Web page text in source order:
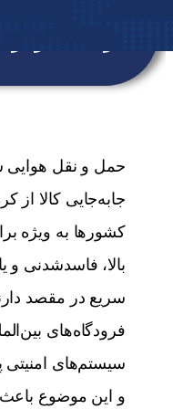
حمل و نقل هوایی
جابه‌جایی کالا از
کشورها به ویژه
بالا، فاسدشدنی و
سریع در مقصد
فرودگاه‌های
سیستم‌های امنیتی
و این موضوع